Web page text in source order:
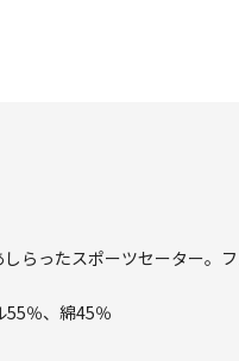
らったスポーツセーター。
％、綿45％